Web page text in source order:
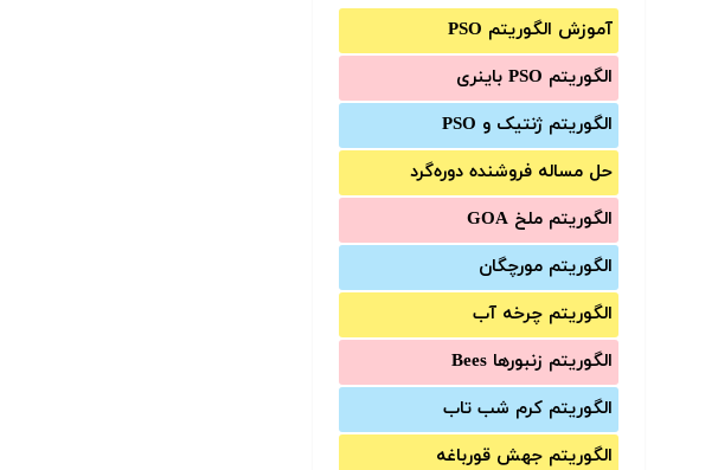
آموزش الگوریتم PSO
الگوریتم PSO باینری
الگوریتم ژنتیک و PSO
حل مساله فروشنده دوره‌گرد
الگوریتم ملخ GOA
الگوریتم مورچگان
الگوریتم چرخه آب
الگوریتم زنبورها Bees
الگوریتم کرم شب تاب
الگوریتم جهش قورباغه